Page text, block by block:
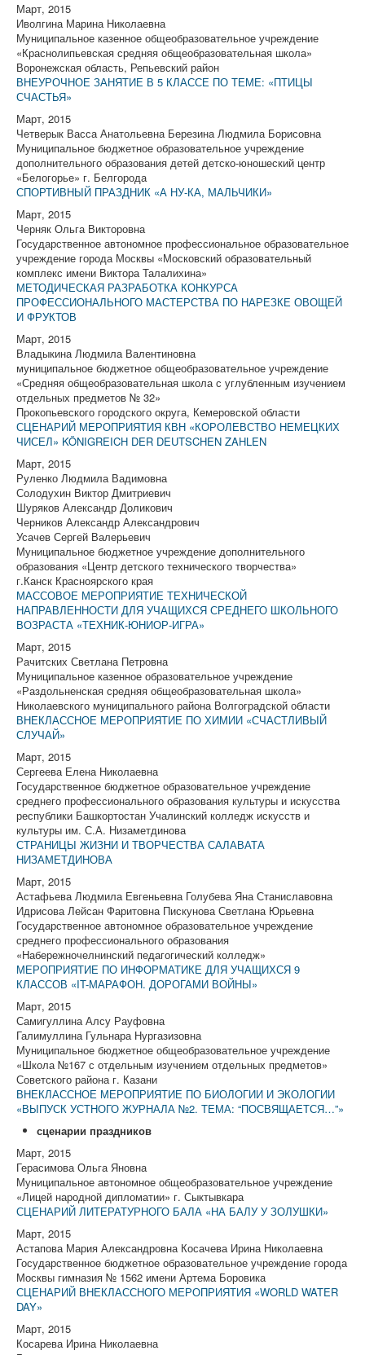
Март, 2015
Иволгина Марина Николаевна
Муниципальное казенное общеобразовательное учреждение
«Краснолипьевская средняя общеобразовательная школа»
Воронежская область, Репьевский район
ВНЕУРОЧНОЕ ЗАНЯТИЕ В 5 КЛАССЕ ПО ТЕМЕ: «ПТИЦЫ
СЧАСТЬЯ»
Март, 2015
Четверык Васса Анатольевна Березина Людмила Борисовна
Муниципальное бюджетное образовательное учреждение
дополнительного образования детей детско-юношеский центр
«Белогорье» г. Белгорода
СПОРТИВНЫЙ ПРАЗДНИК «А НУ-КА, МАЛЬЧИКИ»
Март, 2015
Черняк Ольга Викторовна
Государственное автономное профессиональное образовательное
учреждение города Москвы «Московский образовательный
комплекс имени Виктора Талалихина»
МЕТОДИЧЕСКАЯ РАЗРАБОТКА КОНКУРСА
ПРОФЕССИОНАЛЬНОГО МАСТЕРСТВА ПО НАРЕЗКЕ ОВОЩЕЙ
И ФРУКТОВ
Март, 2015
Владыкина Людмила Валентиновна
муниципальное бюджетное общеобразовательное учреждение
«Средняя общеобразовательная школа с углубленным изучением
отдельных предметов № 32»
Прокопьевского городского округа, Кемеровской области
СЦЕНАРИЙ МЕРОПРИЯТИЯ КВН «КОРОЛЕВСТВО НЕМЕЦКИХ
ЧИСЕЛ» KÖNIGREICH DER DEUTSCHEN ZAHLEN
Март, 2015
Руленко Людмила Вадимовна
Солодухин Виктор Дмитриевич
Шуряков Александр Доликович
Черников Александр Александрович
Усачев Сергей Валерьевич
Муниципальное бюджетное учреждение дополнительного
образования «Центр детского технического творчества»
г.Канск Красноярского края
МАССОВОЕ МЕРОПРИЯТИЕ ТЕХНИЧЕСКОЙ
НАПРАВЛЕННОСТИ ДЛЯ УЧАЩИХСЯ СРЕДНЕГО ШКОЛЬНОГО
ВОЗРАСТА «ТЕХНИК-ЮНИОР-ИГРА»
Март, 2015
Рачитских Светлана Петровна
Муниципальное казенное образовательное учреждение
«Раздольненская средняя общеобразовательная школа»
Николаевского муниципального района Волгоградской области
ВНЕКЛАССНОЕ МЕРОПРИЯТИЕ ПО ХИМИИ «СЧАСТЛИВЫЙ
СЛУЧАЙ»
Март, 2015
Сергеева Елена Николаевна
Государственное бюджетное образовательное учреждение
среднего профессионального образования культуры и искусства
республики Башкортостан Учалинский колледж искусств и
культуры им. С.А. Низаметдинова
СТРАНИЦЫ ЖИЗНИ И ТВОРЧЕСТВА САЛАВАТА
НИЗАМЕТДИНОВА
Март, 2015
Астафьева Людмила Евгеньевна Голубева Яна Станиславовна
Идрисова Лейсан Фаритовна Пискунова Светлана Юрьевна
Государственное автономное образовательное учреждение
среднего профессионального образования
«Набережночелнинский педагогический колледж»
МЕРОПРИЯТИЕ ПО ИНФОРМАТИКЕ ДЛЯ УЧАЩИХСЯ 9
КЛАССОВ «IT-МАРАФОН. ДОРОГАМИ ВОЙНЫ»
Март, 2015
Самигуллина Алсу Рауфовна
Галимуллина Гульнара Нургазизовна
Муниципальное бюджетное общеобразовательное учреждение
«Школа №167 с отдельным изучением отдельных предметов»
Советского района г. Казани
ВНЕКЛАССНОЕ МЕРОПРИЯТИЕ ПО БИОЛОГИИ И ЭКОЛОГИИ
«ВЫПУСК УСТНОГО ЖУРНАЛА №2. ТЕМА: “ПОСВЯЩАЕТСЯ…”»
сценарии праздников
Март, 2015
Герасимова Ольга Яновна
Муниципальное автономное общеобразовательное учреждение
«Лицей народной дипломатии» г. Сыктывкара
СЦЕНАРИЙ ЛИТЕРАТУРНОГО БАЛА «НА БАЛУ У ЗОЛУШКИ»
Март, 2015
Астапова Мария Александровна Косачева Ирина Николаевна
Государственное бюджетное образовательное учреждение города
Москвы гимназия № 1562 имени Артема Боровика
СЦЕНАРИЙ ВНЕКЛАССНОГО МЕРОПРИЯТИЯ «WORLD WATER
DAY»
Март, 2015
Косарева Ирина Николаевна